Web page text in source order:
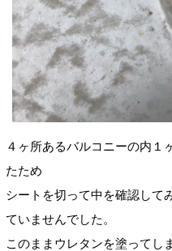
４ヶ所あるバルコニーの内１
たため
シートを切って中を確認して
ていませんでした。
このままウレタンを塗ってし